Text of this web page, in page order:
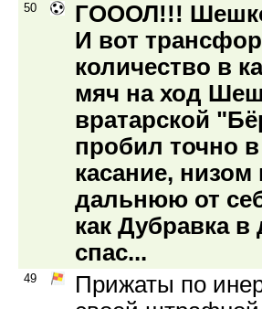
50
ГОООЛ!!!
И вот
количество в
мяч на ход
вратарской
пробил точно
касание,
дальнюю от
как Дубравка
спас...
49
Прижаты по